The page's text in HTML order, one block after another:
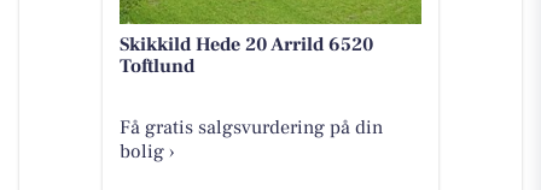
Skikkild Hede 20 Arrild 6520
Toftlund
Få gratis salgsvurdering på din
bolig ›